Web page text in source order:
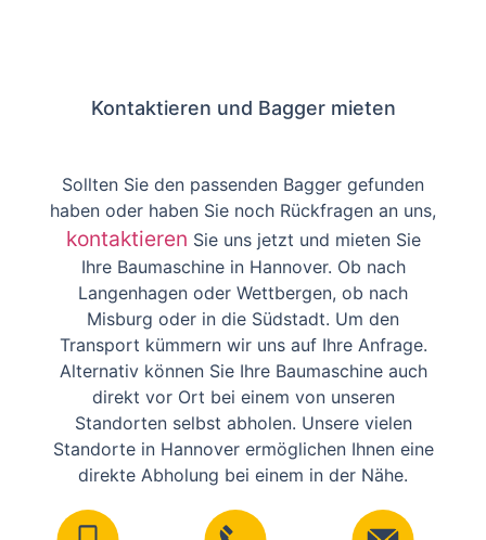
Kontaktieren und Bagger mieten
Sollten Sie den passenden Bagger gefunden
haben oder haben Sie noch Rückfragen an uns,
kontaktieren Sie uns jetzt und mieten Sie
Ihre Baumaschine in Hannover. Ob nach
Langenhagen oder Wettbergen, ob nach
Misburg oder in die Südstadt. Um den
Transport kümmern wir uns auf Ihre Anfrage.
Alternativ können Sie Ihre Baumaschine auch
direkt vor Ort bei einem von unseren
Standorten selbst abholen. Unsere vielen
Standorte in Hannover ermöglichen Ihnen eine
direkte Abholung bei einem in der Nähe.